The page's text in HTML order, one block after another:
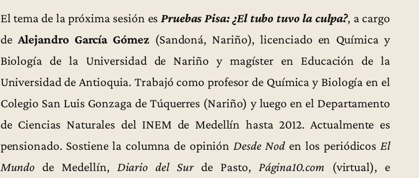
El tema de la próxima sesión esPruebas Pisa: ¿El tubo tuvo la culpa?, a cargo
de Alejandro García Gómez(Sandoná, Nariño), licenciado en Química y
Biología de la Universidad de Nariño y magíster en Educación de la
Universidad de Antioquia. Trabajó como profesor de Química y Biología en el
Colegio San Luis Gonzaga de Túquerres (Nariño) y luego en el Departamento
de Ciencias Naturales del INEM de Medellín hasta 2012. Actualmente es
pensionado. Sostiene la columna de opinión Desde Noden los periódicos El
Mundo de Medellín, Diario del Surde Pasto, Página10.com (virtual), e